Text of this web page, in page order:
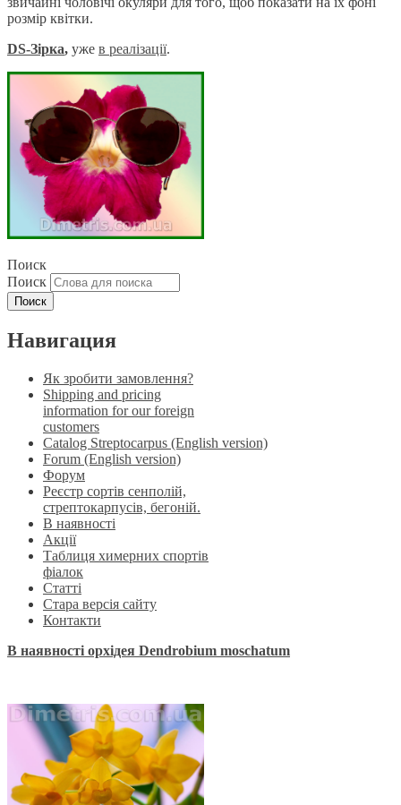
розмір квітки.
DS-Зірка, уже в реалізації.
Поиск
Поиск
Навигация
Як зробити замовлення?
Shipping and pricing
information for our foreign
customers
Catalog Streptocarpus (English version)
Forum (English version)
Форум
Реєстр сортів сенполій,
стрептокарпусів, бегоній.
В наявності
Акції
Таблиця химерних спортів
фіалок
Статті
Стара версія сайту
Контакти
В наявності орхідея Dendrobium moschatum